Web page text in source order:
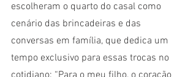
escolheram o quarto do casal como
cenário das brincadeiras e das
conversas em família, que dedica um
tempo exclusivo para essas trocas no